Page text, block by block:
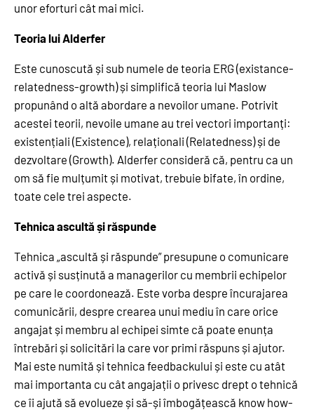
unor eforturi cât mai mici.
Teoria lui Alderfer
Este cunoscută și sub numele de teoria ERG (existance-
relatedness-growth) și simplifică teoria lui Maslow
propunând o altă abordare a nevoilor umane. Potrivit
acestei teorii, nevoile umane au trei vectori importanți:
existențiali (Existence), relaționali (Relatedness) și de
dezvoltare (Growth). Alderfer consideră că, pentru ca un
om să fie mulțumit și motivat, trebuie bifate, în ordine,
toate cele trei aspecte.
Tehnica ascultă și răspunde
Tehnica „ascultă și răspunde” presupune o comunicare
activă și susținută a managerilor cu membrii echipelor
pe care le coordonează. Este vorba despre încurajarea
comunicării, despre crearea unui mediu în care orice
angajat și membru al echipei simte că poate enunța
întrebări și solicitări la care vor primi răspuns și ajutor.
Mai este numită și tehnica feedbackului și este cu atât
mai importanta cu cât angajații o privesc drept o tehnică
ce îi ajută să evolueze și să-și îmbogățească know how-